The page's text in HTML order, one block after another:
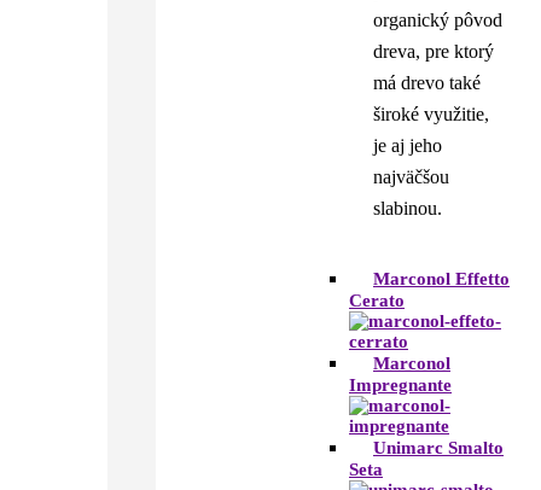
organický pôvod
dreva, pre ktorý
má drevo také
široké využitie,
je aj jeho
najväčšou
slabinou.
Marconol Effetto
Cerato
Marconol
Impregnante
Unimarc Smalto
Seta